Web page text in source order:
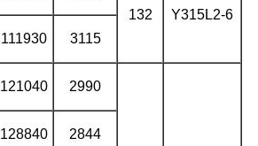
132
Y315L2-6
111930
3115
121040 2990
128840 2844